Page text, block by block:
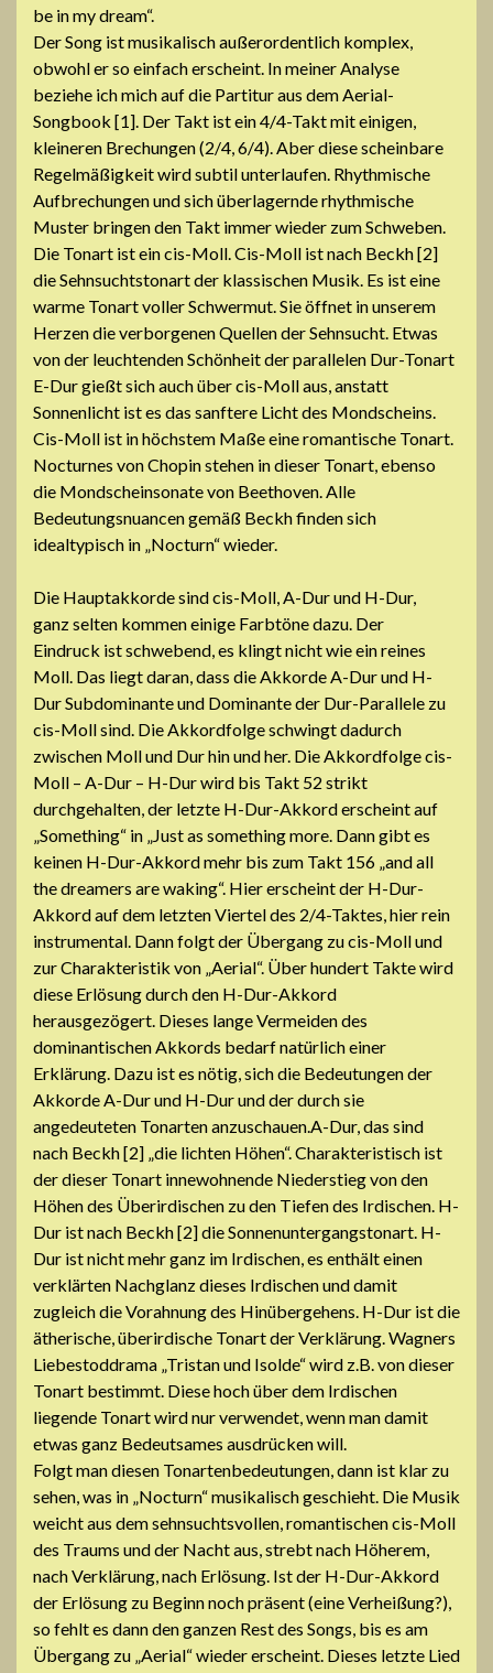
be in my dream“.
Der Song ist musikalisch außerordentlich komplex,
obwohl er so einfach erscheint. In meiner Analyse
beziehe ich mich auf die Partitur aus dem Aerial-
Songbook [1]. Der Takt ist ein 4/4-Takt mit einigen,
kleineren Brechungen (2/4, 6/4). Aber diese scheinbare
Regelmäßigkeit wird subtil unterlaufen. Rhythmische
Aufbrechungen und sich überlagernde rhythmische
Muster bringen den Takt immer wieder zum Schweben.
Die Tonart ist ein cis-Moll. Cis-Moll ist nach Beckh [2]
die Sehnsuchtstonart der klassischen Musik. Es ist eine
warme Tonart voller Schwermut. Sie öffnet in unserem
Herzen die verborgenen Quellen der Sehnsucht. Etwas
von der leuchtenden Schönheit der parallelen Dur-Tonart
E-Dur gießt sich auch über cis-Moll aus, anstatt
Sonnenlicht ist es das sanftere Licht des Mondscheins.
Cis-Moll ist in höchstem Maße eine romantische Tonart.
Nocturnes von Chopin stehen in dieser Tonart, ebenso
die Mondscheinsonate von Beethoven. Alle
Bedeutungsnuancen gemäß Beckh finden sich
idealtypisch in „Nocturn“ wieder.
Die Hauptakkorde sind cis-Moll, A-Dur und H-Dur,
ganz selten kommen einige Farbtöne dazu. Der
Eindruck ist schwebend, es klingt nicht wie ein reines
Moll. Das liegt daran, dass die Akkorde A-Dur und H-
Dur Subdominante und Dominante der Dur-Parallele zu
cis-Moll sind. Die Akkordfolge schwingt dadurch
zwischen Moll und Dur hin und her. Die Akkordfolge cis-
Moll – A-Dur – H-Dur wird bis Takt 52 strikt
durchgehalten, der letzte H-Dur-Akkord erscheint auf
„Something“ in „Just as something more. Dann gibt es
keinen H-Dur-Akkord mehr bis zum Takt 156 „and all
the dreamers are waking“. Hier erscheint der H-Dur-
Akkord auf dem letzten Viertel des 2/4-Taktes, hier rein
instrumental. Dann folgt der Übergang zu cis-Moll und
zur Charakteristik von „Aerial“. Über hundert Takte wird
diese Erlösung durch den H-Dur-Akkord
herausgezögert. Dieses lange Vermeiden des
dominantischen Akkords bedarf natürlich einer
Erklärung. Dazu ist es nötig, sich die Bedeutungen der
Akkorde A-Dur und H-Dur und der durch sie
angedeuteten Tonarten anzuschauen.A-Dur, das sind
nach Beckh [2] „die lichten Höhen“. Charakteristisch ist
der dieser Tonart innewohnende Niederstieg von den
Höhen des Überirdischen zu den Tiefen des Irdischen. H-
Dur ist nach Beckh [2] die Sonnenuntergangstonart. H-
Dur ist nicht mehr ganz im Irdischen, es enthält einen
verklärten Nachglanz dieses Irdischen und damit
zugleich die Vorahnung des Hinübergehens. H-Dur ist die
ätherische, überirdische Tonart der Verklärung. Wagners
Liebestoddrama „Tristan und Isolde“ wird z.B. von dieser
Tonart bestimmt. Diese hoch über dem Irdischen
liegende Tonart wird nur verwendet, wenn man damit
etwas ganz Bedeutsames ausdrücken will.
Folgt man diesen Tonartenbedeutungen, dann ist klar zu
sehen, was in „Nocturn“ musikalisch geschieht. Die Musik
weicht aus dem sehnsuchtsvollen, romantischen cis-Moll
des Traums und der Nacht aus, strebt nach Höherem,
nach Verklärung, nach Erlösung. Ist der H-Dur-Akkord
der Erlösung zu Beginn noch präsent (eine Verheißung?),
so fehlt es dann den ganzen Rest des Songs, bis es am
Übergang zu „Aerial“ wieder erscheint. Dieses letzte Lied